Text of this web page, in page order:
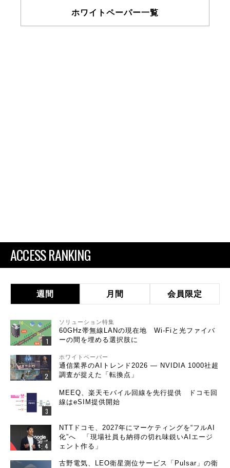
ホワイトペーパー一覧
ACCESS RANKING
週間 月間 会員限定
ソリューション特集
60GHz帯無線LANの現在地 Wi-Fiと光ファイバ
ーの間を埋める選択肢に
ホワイトペーパー
通信業界のAIトレンド2026 ― NVIDIA 1000社超
調査が捉えた「転換点」
MEEQ、楽天モバイル回線を先行提供 ドコモ回
線はeSIM提供開始
NTTドコモ、2027年にマーケティングを“フルAI
化”へ 「現場社員も納得の切れ味鋭いAIエージ
ェント作る」
古野電気、LEO衛星測位サービス「Pulsar」の衛